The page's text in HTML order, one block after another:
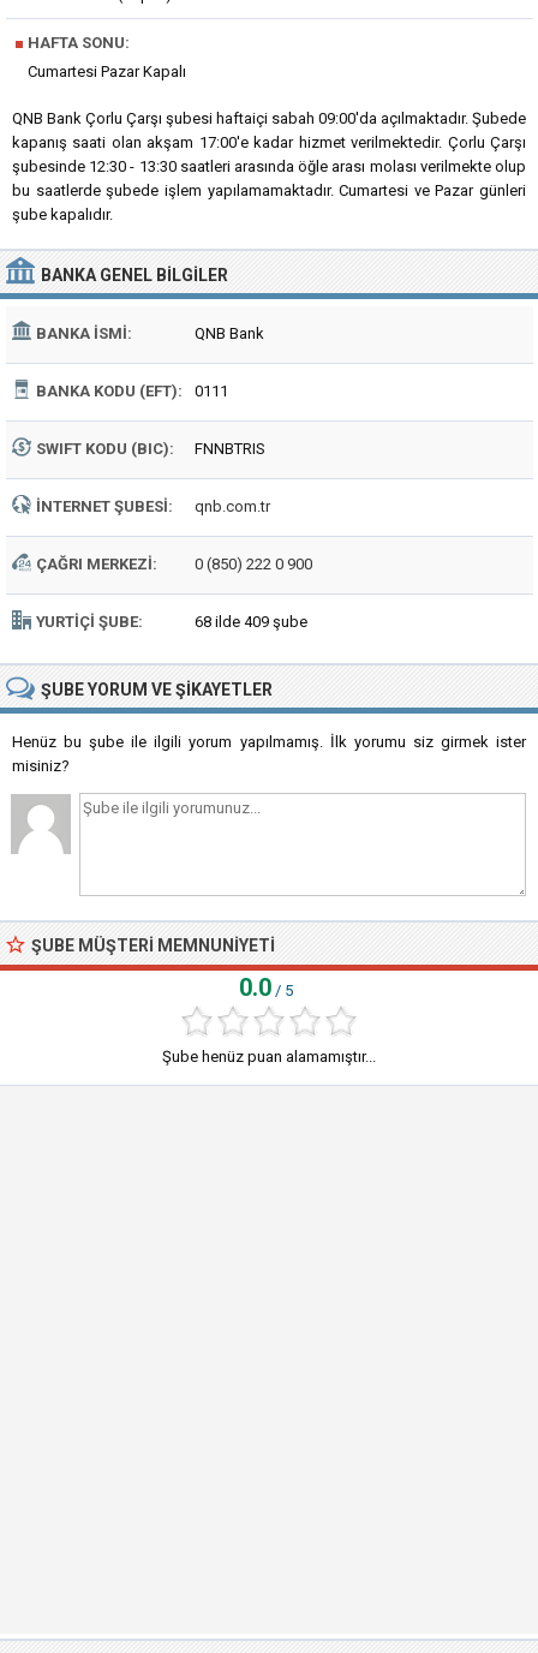
■ HAFTA SONU:
Cumartesi Pazar Kapalı
QNB Bank Çorlu Çarşı şubesi haftaiçi sabah 09:00'da açılmaktadır. Şubede
kapanış saati olan akşam 17:00'e kadar hizmet verilmektedir. Çorlu Çarşı
şubesinde 12:30 - 13:30 saatleri arasında öğle arası molası verilmekte olup
bu saatlerde şubede işlem yapılamamaktadır. Cumartesi ve Pazar günleri
şube kapalıdır.
BANKA GENEL BILGILER
BANKA İSMI: QNB Bank
BANKA KODU (EFT): 0111
SWIFT KODU (BIC): FNNBTRIS
İNTERNET ŞUBESI: qnb.com.tr
ÇAĞRI MERKEZI: 0 (850) 222 0 900
YURTIÇI ŞUBE: 68 ilde 409 şube
ŞUBEYORUM VE ŞIKAYETLER
Henüz bu şube ile ilgili yorum yapılmamış. İlk yorumu siz girmek ister
misiniz?
ŞUBE MÜŞTERI MEMNUNIYETI
0.0 / 5
Şube henüz puan alamamıştır...